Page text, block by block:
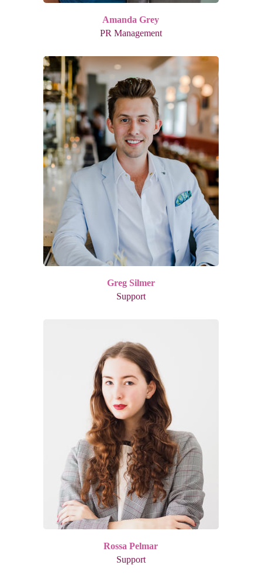
Amanda Grey
PR Management
Greg Silmer
Support
Rossa Pelmar
Support